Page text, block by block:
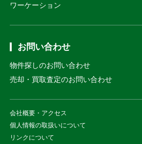
ワーケーション
お問い合わせ
物件探しのお問い合わせ
売却・買取査定のお問い合わせ
会社概要・アクセス
個人情報の取扱いについて
リンクについて